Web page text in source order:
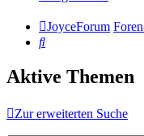
JoyceForum
Suche
Aktive Themen
Zur erweiterten Suche